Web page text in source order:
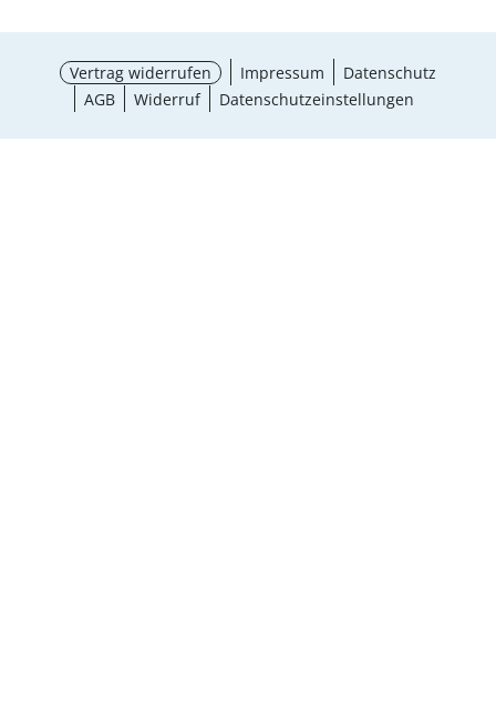
Vertrag widerrufen Impressum
Datenschutz
AGB
Widerruf Datenschutzeinstellungen